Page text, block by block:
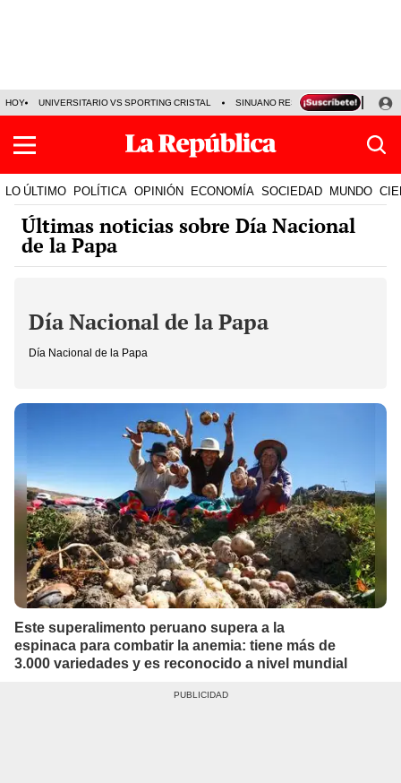
HOY UNIVERSITARIO VS SPORTING CRISTAL SINUANO RESULTADOS HOY
LO ÚLTIMO POLÍTICA OPINIÓN ECONOMÍA SOCIEDAD MUNDO
Últimas noticias sobre Día Nacional
de la Papa
Día Nacional de la Papa
Día Nacional de la Papa
Este superalimento peruano supera a la
espinaca para combatir la anemia: tiene más de
3.000 variedades y es reconocido a nivel mundial